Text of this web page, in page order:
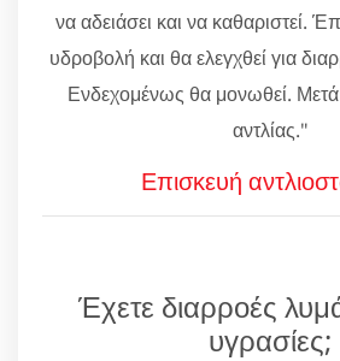
να αδειάσει και να καθαριστεί.
υδροβολή και θα ελεγχθεί για
Ενδεχομένως θα μονωθεί. Μετά
αντλίας."
Επισκευή
Έχετε διαρροές
υγρασίες;